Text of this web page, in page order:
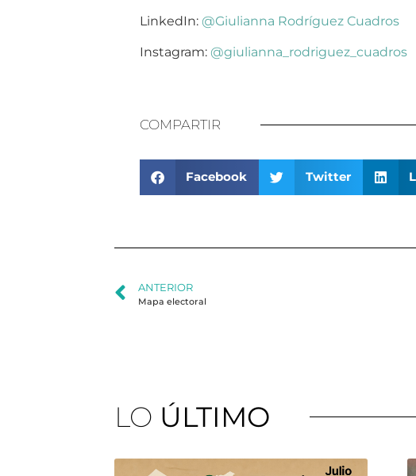
LinkedIn: @Giulianna Rodríguez Cuadros
Instagram: @giulianna_rodriguez_cuadros
COMPARTIR
Facebook Twitter
ANTERIOR
Mapa electoral
LO ÚLTIMO